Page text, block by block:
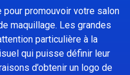
promouvoir votre salon
maquillage. Les grandes
particulière à la
qui puisse définir leur
d’obtenir un logo de